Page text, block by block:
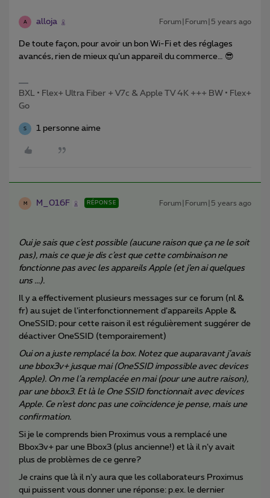
A alloja Forum|Forum|5 years ago
De toute façon, pour avoir un bon Wi-Fi et des réglages
avancés, rien de mieux qu’un appareil du commerce… 😎
BXL • Flex+ Ultra Fiber + V7c & Apple TV 4K +++ BW • Flex+
Go
S 1 personne aime
M M_016F RÉPONSE Forum|Forum|5 years ago
Oui je sais que c’est possible (aucune raison que ça ne le soit
pas), mais ce que je dis c’est que cette combinaison ne
fonctionne pas avec les appareils Apple (et j’en ai quelques
uns ...).
Il y a effectivement plusieurs messages sur ce forum (nl &
fr) au sujet de l’interfonctionnement d’appareils Apple &
OneSSID; pour cette raison il est régulièrement suggérer de
déactiver OneSSID (temporairement)
Oui on a juste remplacé la box. Notez que auparavant j’avais
une bbox3v+ jusque mai (OneSSID impossible avec devices
Apple). On me l’a remplacée en mai (pour une autre raison),
par une bbox3. Et là le One SSID fonctionnait avec devices
Apple. Ce n’est donc pas une coïncidence je pense, mais une
confirmation.
Si je le comprends bien Proximus vous a remplacé une
Bbox3v+ par une Bbox3 (plus ancienne!) et là il n’y avait
plus de problèmes de ce genre?
Je crains que là il n’y aura que les collaborateurs Proximus
qui puissent vous donner une réponse: p.ex. le dernier